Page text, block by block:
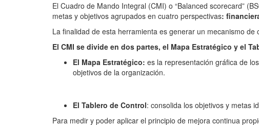
El Cuadro de Mando Integral (CMI) o “Balanced scorecard”
metas y objetivos agrupados en cuatro perspectivas:
La finalidad de esta herramienta es generar un mecanismo
El CMI se divide en dos partes, el Mapa Estratégico y el
El Mapa Estratégico: es la representación gráfica de
objetivos de la organización.
El Tablero de Control: consolida los objetivos y metas
Para medir y poder aplicar el principio de mejora continua